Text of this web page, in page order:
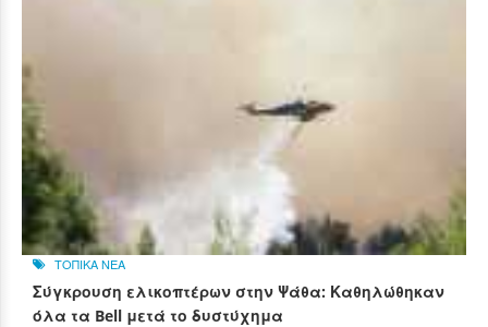
ΤΟΠΙΚΑ ΝΕΑ
Σύγκρουση ελικοπτέρων στην Ψάθα: Καθηλώθηκαν
όλα τα Bell μετά το δυστύχημα